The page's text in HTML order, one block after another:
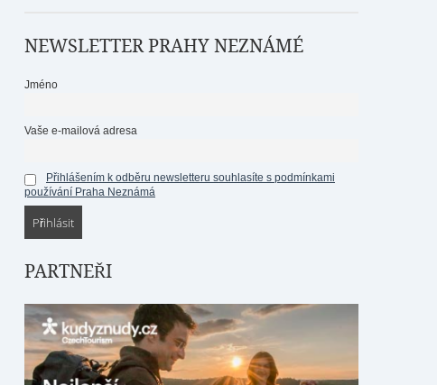
NEWSLETTER PRAHY NEZNÁMÉ
Jméno
Vaše e-mailová adresa
Přihlášením k odběru newsletteru souhlasíte s podmínkami
používání Praha Neznámá
PARTNEŘI